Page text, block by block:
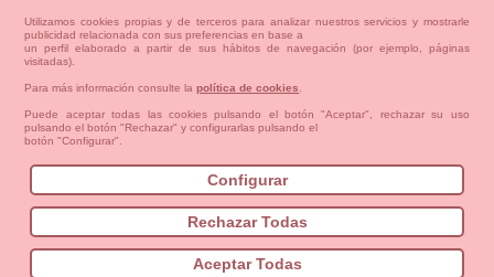
Bebés Pequeños/as Niña Niño
Mamas & Papas
Información Legal
política de devoluciones y reembolsos
Aviso Legal Aviso Cookies
Cómo crear tu cuenta OKAA.
Mapa del sitio
+34 91 113 89 09
Utilizamos cookies propias y de terceros para analizar nuestros servicios y mostrarle
publicidad relacionada con sus preferencias en base a
un perfil elaborado a partir de sus hábitos de navegación (por ejemplo, páginas
visitadas).
Para más información consulte lapolítica de cookies
Puede aceptar todas las cookies pulsando el botón "Aceptar", rechazar su uso
pulsando el botón "Rechazar" y configurarlas pulsando el
botón "Configurar".
Configurar
Rechazar Todas
Aceptar Todas